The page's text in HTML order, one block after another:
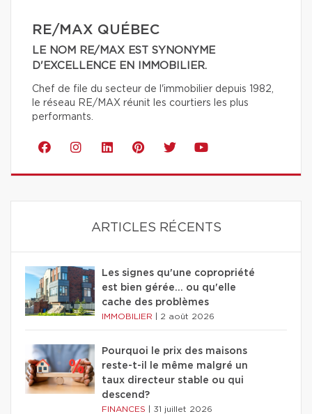
RE/MAX QUÉBEC
LE NOM RE/MAX EST SYNONYME
D'EXCELLENCE EN IMMOBILIER.
Chef de file du secteur de l'immobilier depuis 1982,
le réseau RE/MAX réunit les courtiers les plus
performants.
ARTICLES RÉCENTS
Les signes qu'une copropriété
est bien gérée… ou qu'elle
cache des problèmes
IMMOBILIER 2 août 2026
Pourquoi le prix des maisons
reste-t-il le même malgré un
taux directeur stable ou qui
descend?
FINANCES 31 juillet 2026